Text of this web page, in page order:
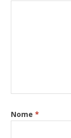
Nome*